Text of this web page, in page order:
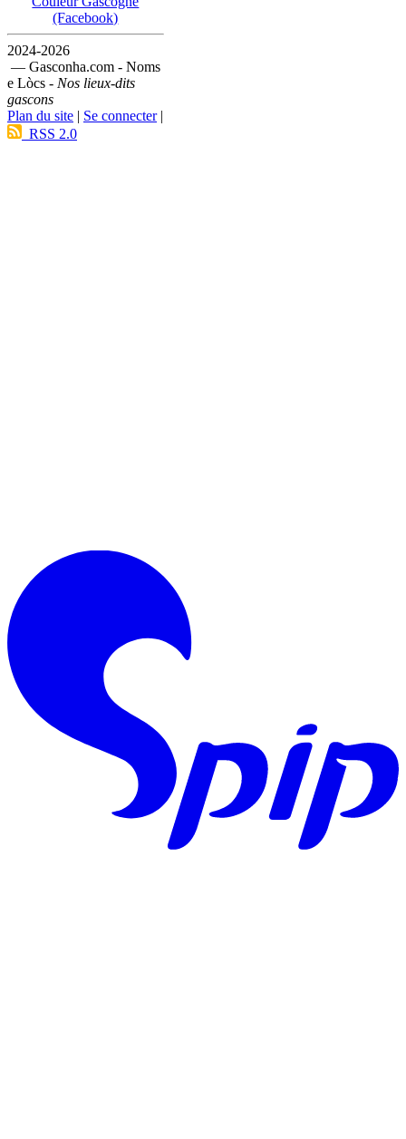
(Facebook)
2024-2026
— Gasconha.com - Noms
e Lòcs - Nos lieux-dits
gascons
Plan du site | Se connecter|
RSS 2.0